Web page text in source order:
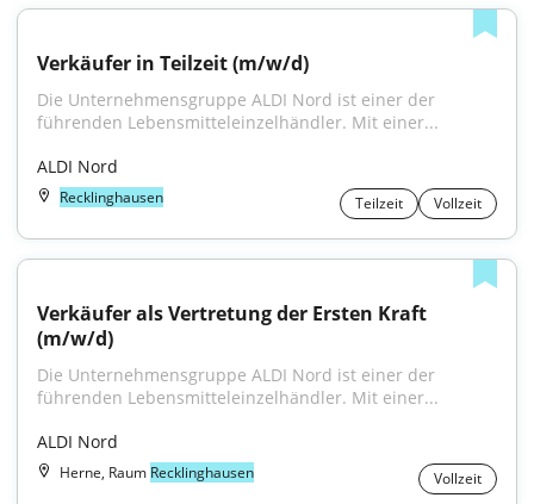
Verkäufer in Teilzeit (m/w/d)
Die Unternehmensgruppe ALDI Nord ist einer der
führenden Lebensmitteleinzelhändler. Mit einer...
ALDI Nord
Recklinghausen Teilzeit Vollzeit
Verkäufer als Vertretung der Ersten Kraft
(m/w/d)
Die Unternehmensgruppe ALDI Nord ist einer der
führenden Lebensmitteleinzelhändler. Mit einer...
ALDI Nord
Herne, Raum Recklinghausen Vollzeit